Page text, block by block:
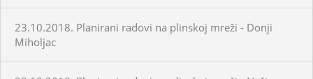
23.10.2018. Planirani radovi na plinskoj mreži - Donji
Miholjac